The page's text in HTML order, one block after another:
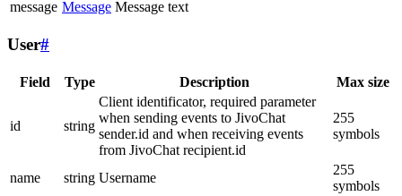
message Message Message text
User#
Field Type Description Max size
id string
Client identificator, required parameter
when sending events to JivoChat
sender.id and when receiving events
from JivoChat recipient.id
255
symbols
name string Username
255
symbols